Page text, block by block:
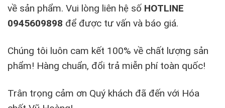
về sản phẩm. Vui lòng liên hệ số HOTLINE
0945609898 để được tư vấn và báo giá.
Chúng tôi luôn cam kết 100% về chất lượng sản
phẩm! Hàng chuẩn, đổi trả miễn phí toàn quốc!
Trân trọng cảm ơn Quý khách đã đến với Hóa